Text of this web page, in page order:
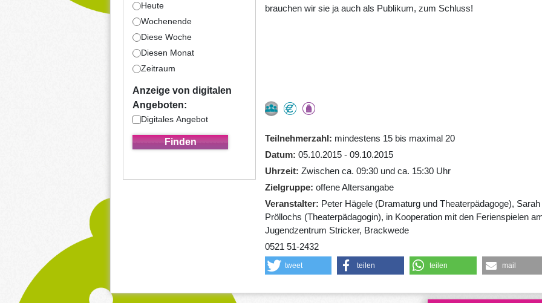
Heute
Wochenende
Diese Woche
Diesen Monat
Zeitraum
Anzeige von digitalen
Angeboten:
Digitales Angebot
brauchen wir sie ja auch als Publikum, zum Schluss!
Teilnehmerzahl
mindestens 15 bis maximal 20
Datum 05.10.2015 - 09.10.2015
Uhrzeit Zwischen ca. 09:30 und ca. 15:30 Uhr
Zielgruppe offene Altersangabe
Veranstalter
Peter Hägele (Dramaturg und Theaterpädagoge), Sarah
Pröllochs (Theaterpädagogin), in Kooperation mit den Ferienspielen
Jugendzentrum Stricker, Brackwede
0521 51-2432
tweet teilen teilen mail